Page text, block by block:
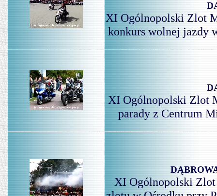
XI Ogólnopolski Zlot
konkurs wolnej jazdy
XI Ogólnopolski Zlot
parady z Centrum
XI Ogólnopolski